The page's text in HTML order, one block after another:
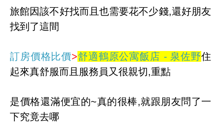
旅館因該不好找而且也需要花不少錢,還好朋友
找到了這間
訂房價格比價>舒適鶴原公寓飯店 - 泉佐野住
起來真舒服而且服務員又很親切,重點
是價格還滿便宜的~真的很棒,就跟朋友問了一
下究竟去哪